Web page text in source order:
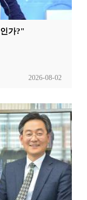
가?"
2026-08-02